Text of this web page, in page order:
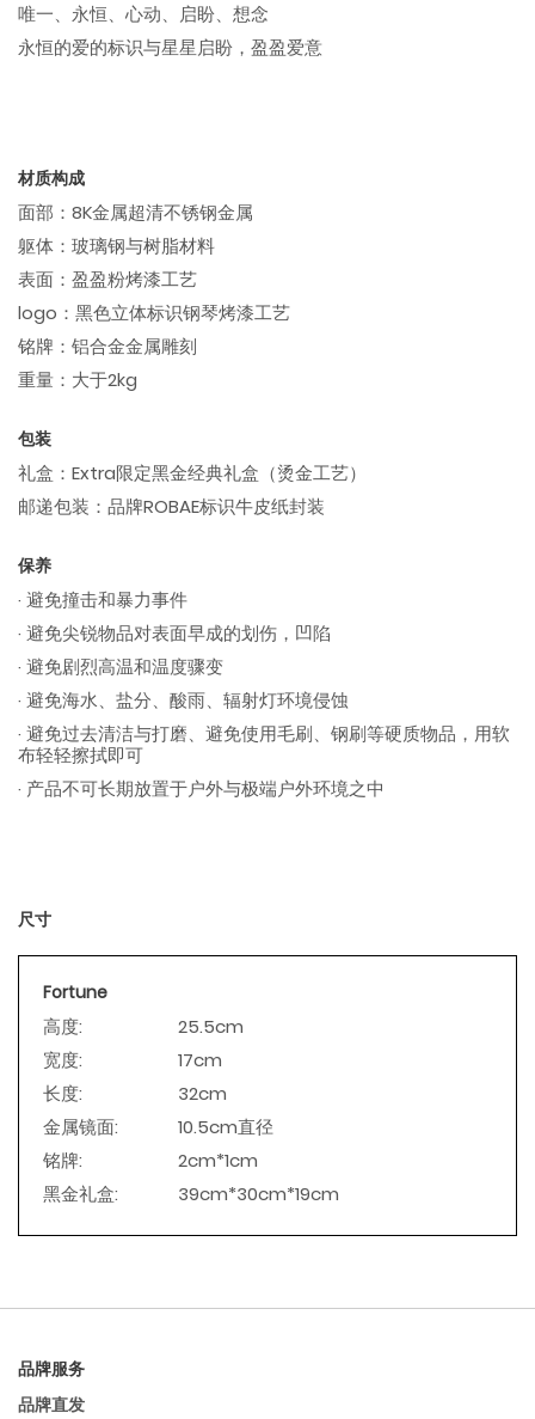
唯一、永恒、心动、启盼、想念
永恒的爱的标识与星星启盼，盈盈爱意
材质构成
面部：8K金属超清不锈钢金属
躯体：玻璃钢与树脂材料
表面：盈盈粉烤漆工艺
logo：黑色立体标识钢琴烤漆工艺
铭牌：铝合金金属雕刻
重量：大于2kg
包装
礼盒：Extra限定黑金经典礼盒（烫金工艺）
邮递包装：品牌ROBAE标识牛皮纸封装
保养
· 避免撞击和暴力事件
· 避免尖锐物品对表面早成的划伤，凹陷
· 避免剧烈高温和温度骤变
· 避免海水、盐分、酸雨、辐射灯环境侵蚀
· 避免过去清洁与打磨、避免使用毛刷、钢刷等硬质物品，用软
布轻轻擦拭即可
· 产品不可长期放置于户外与极端户外环境之中
尺寸
Fortune
高度:
25.5cm
宽度:
17cm
长度:
32cm
金属镜面:
10.5cm直径
铭牌:
2cm*1cm
黑金礼盒:
39cm*30cm*19cm
品牌服务
品牌直发